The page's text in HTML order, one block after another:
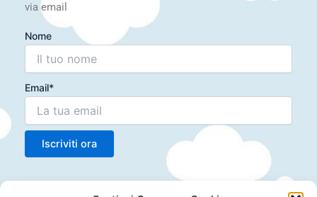
via email
Nome
Email*